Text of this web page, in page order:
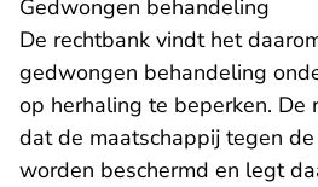
Gedwongen behandeling
De rechtbank vindt het
gedwongen behandeling
op herhaling te beperken. De
dat de maatschappij tegen
worden beschermd en legt